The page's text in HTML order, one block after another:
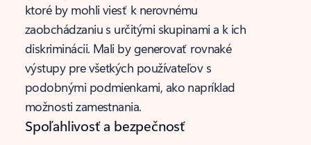
ktoré by mohli viesť k nerovnému
zaobchádzaniu s určitými skupinami a k ich
diskriminácii. Mali by generovať rovnaké
výstupy pre všetkých používateľov s
podobnými podmienkami, ako napríklad
možnosti zamestnania.
Spoľahlivosť a bezpečnosť